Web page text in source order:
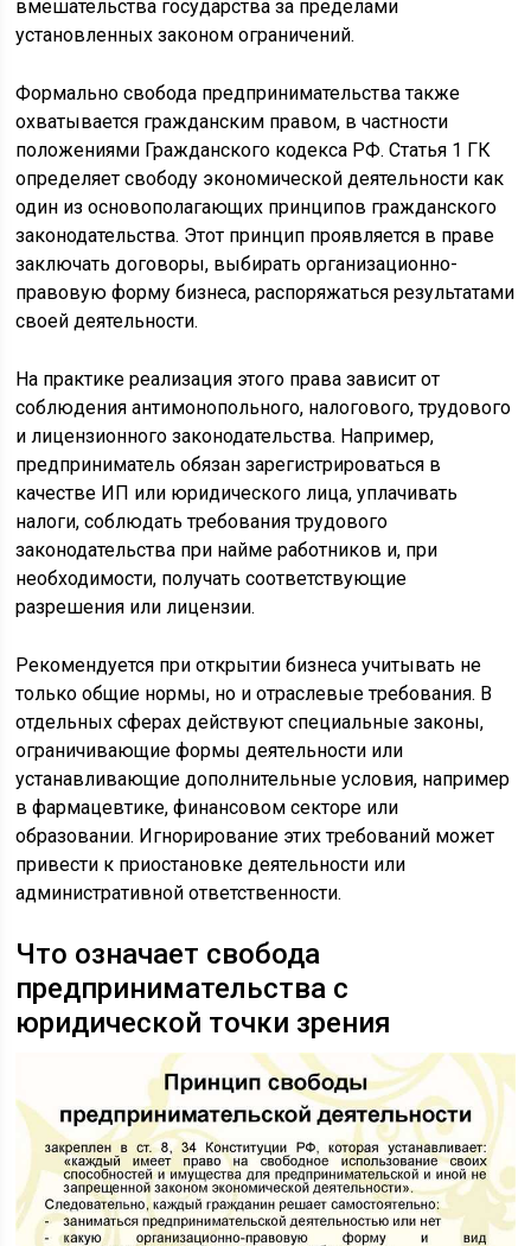
вмешательства государства за пределами
установленных законом ограничений.
Формально свобода предпринимательства также
охватывается гражданским правом, в частности
положениями Гражданского кодекса РФ. Статья 1 ГК
определяет свободу экономической деятельности как
один из основополагающих принципов гражданского
законодательства. Этот принцип проявляется в праве
заключать договоры, выбирать организационно-
правовую форму бизнеса, распоряжаться результатами
своей деятельности.
На практике реализация этого права зависит от
соблюдения антимонопольного, налогового, трудового
и лицензионного законодательства. Например,
предприниматель обязан зарегистрироваться в
качестве ИП или юридического лица, уплачивать
налоги, соблюдать требования трудового
законодательства при найме работников и, при
необходимости, получать соответствующие
разрешения или лицензии.
Рекомендуется при открытии бизнеса учитывать не
только общие нормы, но и отраслевые требования. В
отдельных сферах действуют специальные законы,
ограничивающие формы деятельности или
устанавливающие дополнительные условия, например
в фармацевтике, финансовом секторе или
образовании. Игнорирование этих требований может
привести к приостановке деятельности или
административной ответственности.
Что означает свобода
предпринимательства с
юридической точки зрения